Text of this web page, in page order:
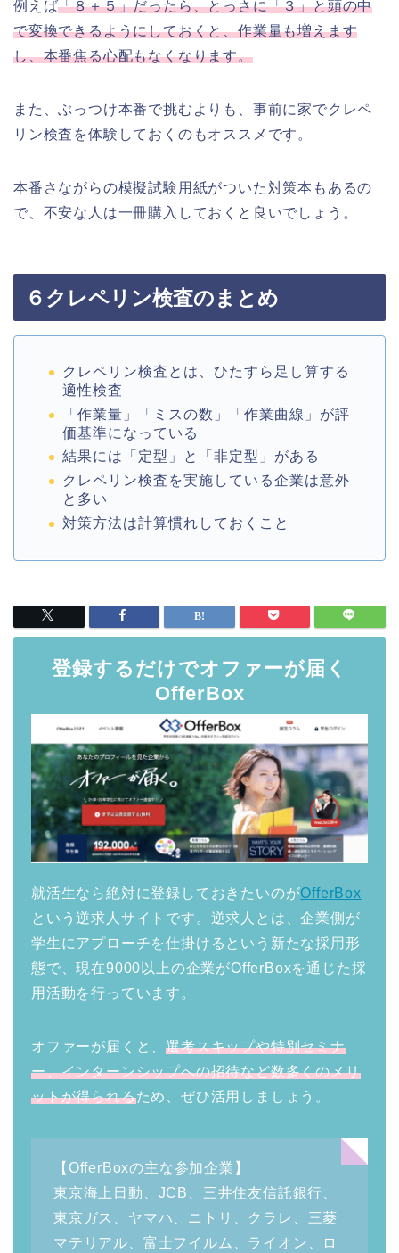
例えば「８＋５」だったら、とっさに「３」と頭の中
で変換できるようにしておくと、作業量も増えます
し、本番焦る心配もなくなります。
また、ぶっつけ本番で挑むよりも、事前に家でクレペ
リン検査を体験しておくのもオススメです。
本番さながらの模擬試験用紙がついた対策本もあるの
で、不安な人は一冊購入しておくと良いでしょう。
６クレペリン検査のまとめ
クレペリン検査とは、ひたすら足し算する
適性検査
「作業量」「ミスの数」「作業曲線」が評
価基準になっている
結果には「定型」と「非定型」がある
クレペリン検査を実施している企業は意外
と多い
対策方法は計算慣れしておくこと
登録するだけでオファーが届く
OfferBox
就活生なら絶対に登録しておきたいのがOfferBox
という逆求人サイトです。逆求人とは、企業側が
学生にアプローチを仕掛けるという新たな採用形
態で、現在9000以上の企業がOfferBoxを通じた採
用活動を行っています。
オファーが届くと、選考スキップや特別セミナ
ー、インターンシップへの招待など数多くのメリ
ットが得られるため、ぜひ活用しましょう。
【OfferBoxの主な参加企業】
東京海上日動、JCB、三井住友信託銀行、
東京ガス、ヤマハ、ニトリ、クラレ、三菱
マテリアル、富士フイルム、ライオン、ロ